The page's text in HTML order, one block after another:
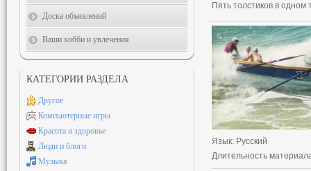
Пять толстиков в
Язык: Русский
Длительность
Доска объявлений
Ваши хобби и увлечения
КАТЕГОРИИ РАЗДЕЛА
Другое
Компьютерные игры
Красота и здоровье
Люди и блоги
Музыка